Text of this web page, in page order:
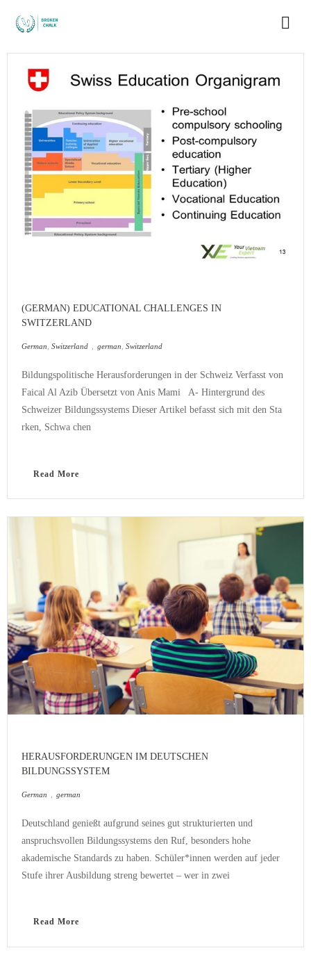
(GERMAN) EDUCATIONAL CHALLENGES IN
SWITZERLAND
German Switzerland german Switzerland
Bildungspolitische Herausforderungen in der Schweiz Verfasst von
Faical Al Azib Übersetzt von Anis Mami A- Hintergrund des
Schweizer Bildungssystems Dieser Artikel befasst sich mit den Sta
rken, Schwa chen
Read More
HERAUSFORDERUNGEN IM DEUTSCHEN
BILDUNGSSYSTEM
German german
Deutschland genießt aufgrund seines gut strukturierten und
anspruchsvollen Bildungssystems den Ruf, besonders hohe
akademische Standards zu haben. Schüler*innen werden auf jeder
Stufe ihrer Ausbildung streng bewertet – wer in zwei
Read More